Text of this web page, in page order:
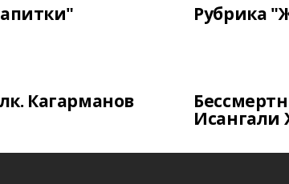
Рубрика
Кагарманов
Исангали